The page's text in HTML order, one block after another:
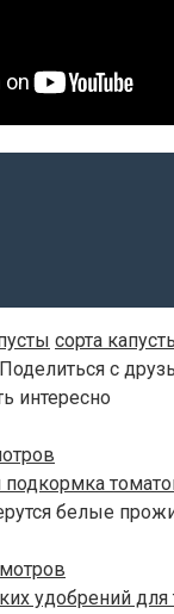
сорта
с
интересно
подкормка
белые
удобрений